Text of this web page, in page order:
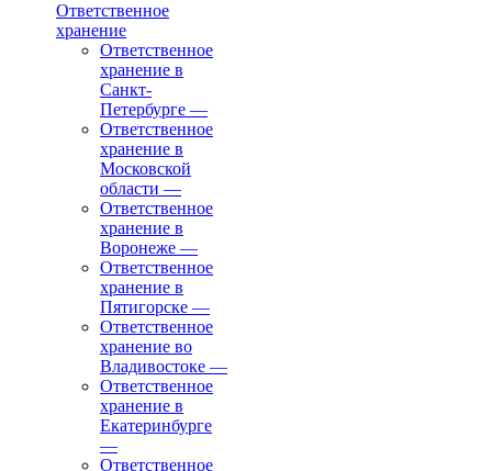
Ответственное
хранение
Ответственное
хранение в
Санкт-
Петербурге —
Ответственное
хранение в
Московской
области —
Ответственное
хранение в
Воронеже —
Ответственное
хранение в
Пятигорске —
Ответственное
хранение во
Владивостоке —
Ответственное
хранение в
Екатеринбурге
—
Ответственное